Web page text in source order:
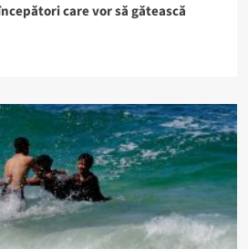
care vor să gătească